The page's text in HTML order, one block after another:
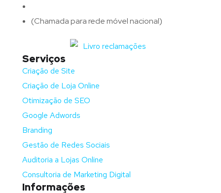
(Chamada para rede móvel nacional)
Serviços
Criação de Site
Criação de Loja Online
Otimização de SEO
Google Adwords
Branding
Gestão de Redes Sociais
Auditoria a Lojas Online
Consultoria de Marketing Digital
Informações